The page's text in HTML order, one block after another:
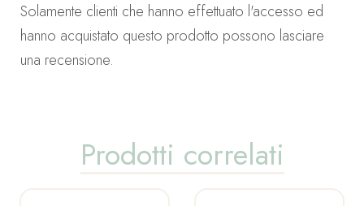
Solamente clienti che hanno effettuato l'accesso ed
hanno acquistato questo prodotto possono lasciare
una recensione.
Prodotti correlati